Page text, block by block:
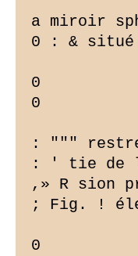
a miroir
0 : & situé
0
0
: """ restre
: ' tie de
,» R sion
; Fig. !
0